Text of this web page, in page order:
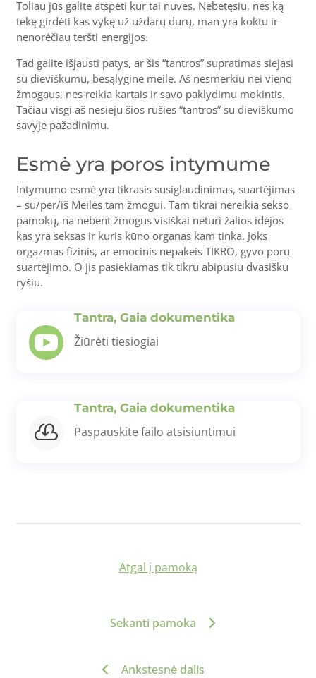
Toliau jūs galite atspėti kur tai nuves. Nebetęsiu, nes ką
tekę girdėti kas vykę už uždarų durų, man yra koktu ir
nenorėčiau teršti energijos.
Tad galite išjausti patys, ar šis “tantros” supratimas siejasi
su dieviškumu, besąlygine meile. Aš nesmerkiu nei vieno
žmogaus, nes reikia kartais ir savo paklydimu mokintis.
Tačiau visgi aš nesieju šios rūšies “tantros” su dieviškumo
savyje pažadinimu.
Esmė yra poros intymume
Intymumo esmė yra tikrasis susiglaudinimas, suartėjimas
– su/per/iš Meilės tam žmogui. Tam tikrai nereikia sekso
pamokų, na nebent žmogus visiškai neturi žalios idėjos
kas yra seksas ir kuris kūno organas kam tinka. Joks
orgazmas fizinis, ar emocinis nepakeis TIKRO, gyvo porų
suartėjimo. O jis pasiekiamas tik tikru abipusiu dvasišku
ryšiu.

Tantra, Gaia dokumentika
Žiūrėti tiesiogiai

Tantra, Gaia dokumentika
Paspauskite failo atsisiuntimui
Ankstesnė dalis
Atgal į pamoką
Sekanti pamoka